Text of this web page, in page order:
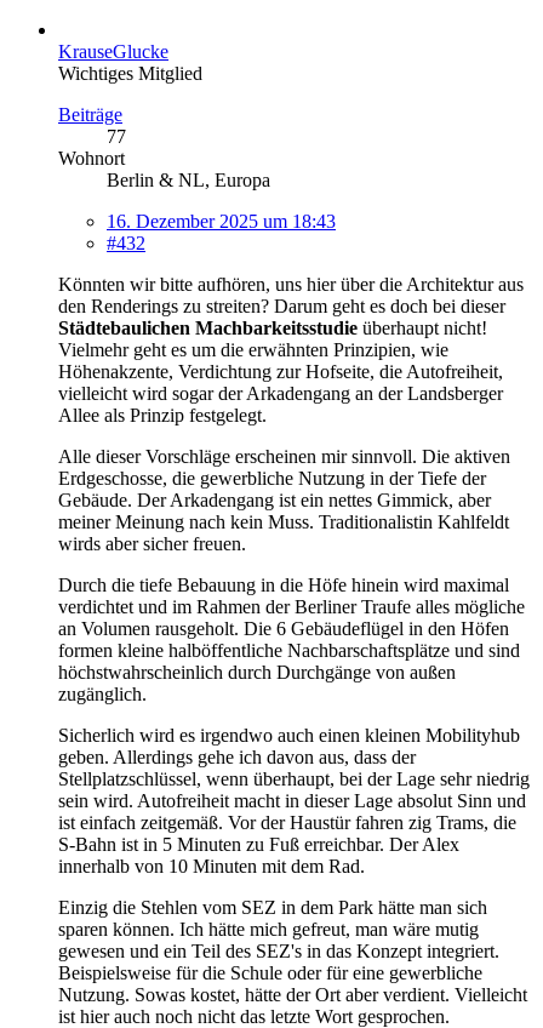
KrauseGlucke
Wichtiges Mitglied
Beiträge
77
Wohnort
Berlin & NL, Europa
16. Dezember 2025 um 18:43
#432
Könnten wir bitte aufhören, uns hier über die Architektur aus
den Renderings zu streiten? Darum geht es doch bei dieser
Städtebaulichen Machbarkeitsstudie überhaupt nicht!
Vielmehr geht es um die erwähnten Prinzipien, wie
Höhenakzente, Verdichtung zur Hofseite, die Autofreiheit,
vielleicht wird sogar der Arkadengang an der Landsberger
Allee als Prinzip festgelegt.
Alle dieser Vorschläge erscheinen mir sinnvoll. Die aktiven
Erdgeschosse, die gewerbliche Nutzung in der Tiefe der
Gebäude. Der Arkadengang ist ein nettes Gimmick, aber
meiner Meinung nach kein Muss. Traditionalistin Kahlfeldt
wirds aber sicher freuen.
Durch die tiefe Bebauung in die Höfe hinein wird maximal
verdichtet und im Rahmen der Berliner Traufe alles mögliche
an Volumen rausgeholt. Die 6 Gebäudeflügel in den Höfen
formen kleine halböffentliche Nachbarschaftsplätze und sind
höchstwahrscheinlich durch Durchgänge von außen
zugänglich.
Sicherlich wird es irgendwo auch einen kleinen Mobilityhub
geben. Allerdings gehe ich davon aus, dass der
Stellplatzschlüssel, wenn überhaupt, bei der Lage sehr niedrig
sein wird. Autofreiheit macht in dieser Lage absolut Sinn und
ist einfach zeitgemäß. Vor der Haustür fahren zig Trams, die
S-Bahn ist in 5 Minuten zu Fuß erreichbar. Der Alex
innerhalb von 10 Minuten mit dem Rad.
Einzig die Stehlen vom SEZ in dem Park hätte man sich
sparen können. Ich hätte mich gefreut, man wäre mutig
gewesen und ein Teil des SEZ's in das Konzept integriert.
Beispielsweise für die Schule oder für eine gewerbliche
Nutzung. Sowas kostet, hätte der Ort aber verdient. Vielleicht
ist hier auch noch nicht das letzte Wort gesprochen.